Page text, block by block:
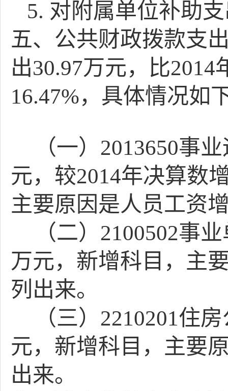
5. 对附属单位补助
五、公共财政拨款支
出30.97万元，比2014
16.47%，具体情况如
（一） 2013650事
元，较2014年决算数
主要原因是人员工资
（二） 2100502事
万元，新增科目，主
列出来。
（三） 2210201住
元，新增科目，主要
出来。